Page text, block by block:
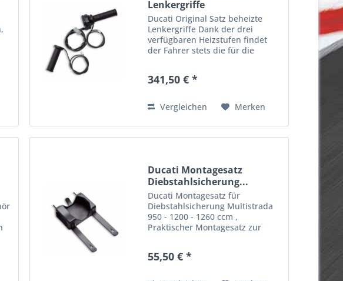
Lenkergriffe
Ducati Original Satz beheizte
Lenkergriffe Dank der drei
verfügbaren Heizstufen findet
der Fahrer stets die für die
Vergangenheit - damit Sie auch
341,50 € *
Vergleichen Merken
Ducati Montagesatz
Diebstahlsicherung...
Ducati Montagesatz für
Diebstahlsicherung Multistrada
950 - 1200 - 1260 ccm ,
Praktischer Montagesatz zur
MULTISTRADA 950 S,
55,50 € *